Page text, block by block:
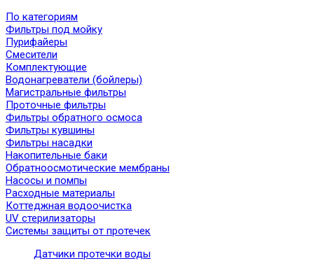
По категориям
Фильтры под мойку
Пурифайеры
Смесители
Комплектующие
Водонагреватели (бойлеры)
Магистральные фильтры
Проточные фильтры
Фильтры обратного осмоса
Фильтры кувшины
Фильтры насадки
Накопительные баки
Обратноосмотические мембраны
Насосы и помпы
Расходные материалы
Коттеджная водоочистка
UV стерилизаторы
Системы защиты от протечек
Датчики протечки воды